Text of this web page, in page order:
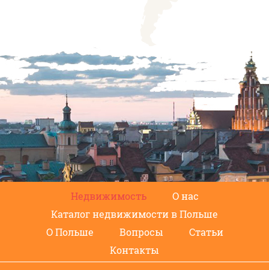
Недвижимость
О нас
Каталог недвижимости в Польше
О Польше
Вопросы
Статьи
Контакты